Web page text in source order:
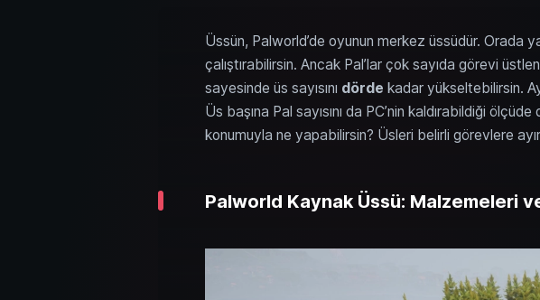
Üssün, Palworld’de oyunun merkez üssüdür. Orada
çalıştırabilirsin. Ancak Pal’lar çok sayıda görevi
sayesinde üs sayısını dörde kadar yükseltebilirsin.
Üs başına Pal sayısını da PC’nin kaldırabildiği
konumuyla ne yapabilirsin? Üsleri belirli görevlere
Palworld Kaynak Üssü: Malzemeleri